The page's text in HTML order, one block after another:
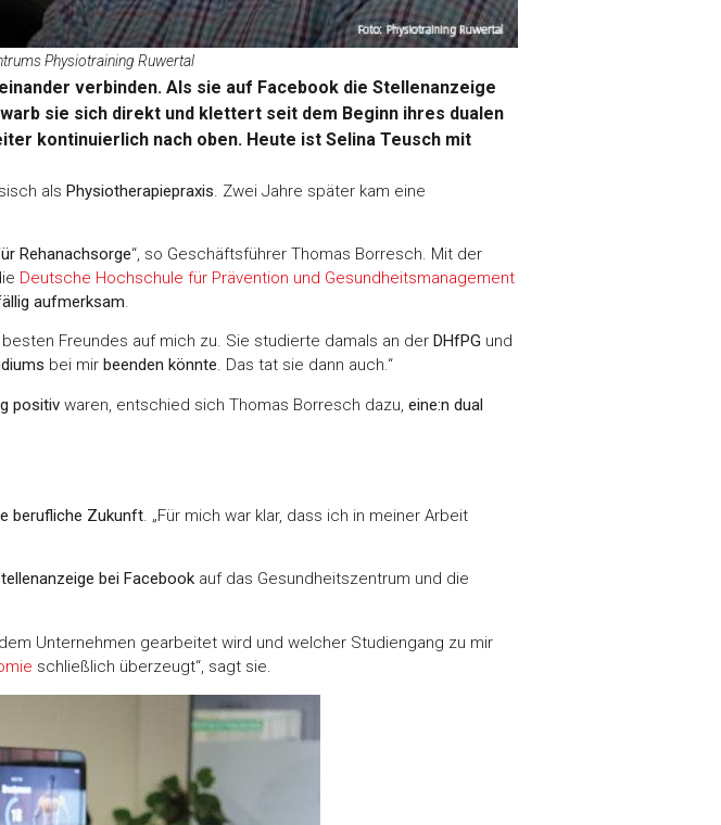
Physiotraining Ruwertal
verbinden. Als sie auf Facebook die Stellenanzeige
sie sich direkt und klettert seit dem Beginn ihres dualen
kontinuierlich nach oben. Heute ist Selina Teusch mit
als Physiotherapiepraxis . Zwei Jahre später kam eine
Rehanachsorge“, so Geschäftsführer Thomas Borresch. Mit der
Deutsche Hochschule für Prävention und Gesundheitsmanagement
aufmerksam.
Freundes auf mich zu. Sie studierte damals an der DHfPG und
bei mir beenden könnte. Das tat sie dann auch.“
positiv waren, entschied sich Thomas Borresch dazu, eine:n dual
berufliche Zukunft. „Für mich war klar, dass ich in meiner Arbeit
bei Facebook auf das Gesundheitszentrum und die
Unternehmen gearbeitet wird und welcher Studiengang zu mir
schließlich überzeugt“, sagt sie.